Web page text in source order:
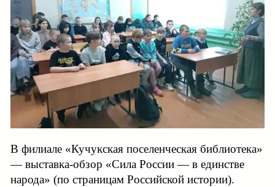
В филиале «Кучукская поселенческая библиотека»
— выставка-обзор «Сила России — в единстве
народа» (по страницам Российской истории).